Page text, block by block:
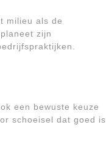
milieu als de
zijn
een bewuste keuze
schoeisel dat goed is